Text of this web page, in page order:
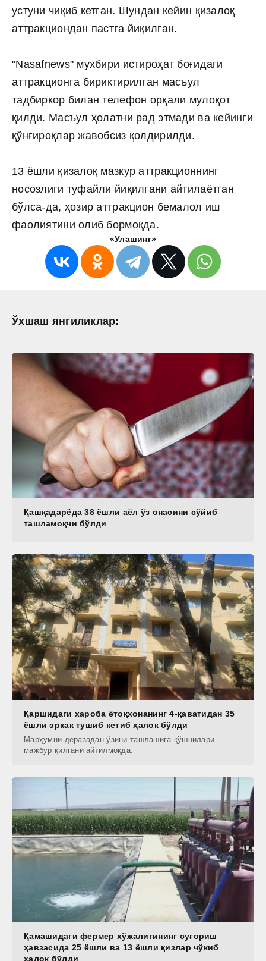
устуни чиқиб кетган. Шундан кейин қизалоқ
аттракциондан пастга йиқилган.
"Nasafnews" мухбири истироҳат боғидаги
аттракционга бириктирилган масъул
тадбиркор билан телефон орқали мулоқот
қилди. Масъул ҳолатни рад этмади ва кейинги
қўнғироқлар жавобсиз қолдирилди.
13 ёшли қизалоқ мазкур аттракционнинг
носозлиги туфайли йиқилгани айтилаётган
бўлса-да, ҳозир аттракцион бемалол иш
фаолиятини олиб бормоқда.
«Улашинг»
Ўхшаш янгиликлар:
Қашқадарёда 38 ёшли аёл ўз онасини сўйиб
ташламоқчи бўлди
Қаршидаги хароба ётоқхонанинг 4-қаватидан 35
ёшли эркак тушиб кетиб ҳалок бўлди
Марҳумни деразадан ўзини ташлашига қўшнилари
мажбур қилгани айтилмоқда.
Қамашидаги фермер хўжалигининг суғориш
ҳавзасида 25 ёшли ва 13 ёшли қизлар чўкиб
ҳалок бўлди